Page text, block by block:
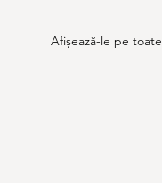
Afișează-le pe toate